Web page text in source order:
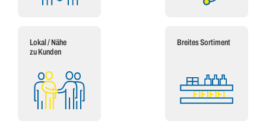
Lokal / Nähe
zu Kunden
Breites Sortiment